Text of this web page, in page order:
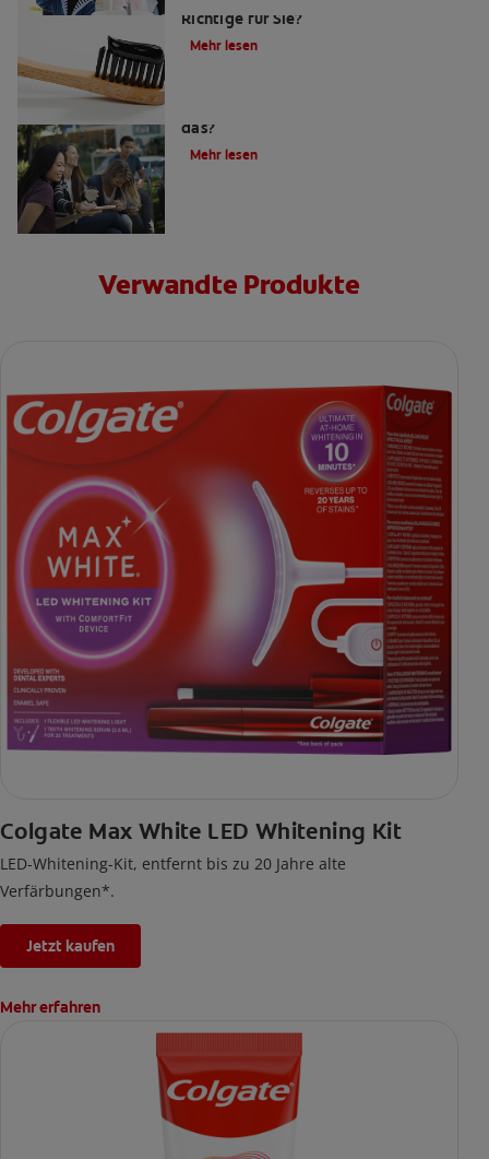
Richtige für Sie?
Mehr lesen
das?
Mehr lesen
Verwandte Produkte
Colgate Max White LED Whitening Kit
LED-Whitening-Kit, entfernt bis zu 20 Jahre alte
Verfärbungen*.
Jetzt kaufen
Mehr erfahren